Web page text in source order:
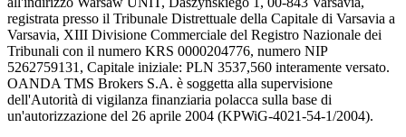
registrata presso il Tribunale Distrettuale della Capitale di Varsavia a
Varsavia, XIII Divisione Commerciale del Registro Nazionale dei
Tribunali con il numero KRS 0000204776, numero NIP
5262759131, Capitale iniziale: PLN 3537,560 interamente versato.
OANDA TMS Brokers S.A. è soggetta alla supervisione
dell'Autorità di vigilanza finanziaria polacca sulla base di
un'autorizzazione del 26 aprile 2004 (KPWiG-4021-54-1/2004).